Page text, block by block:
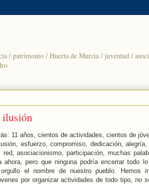
/ patrimonio / Huerta de Murcia / juventud /
ilusión
11 años, cientos de actividades, cientos de
esfuerzo, compromiso, dedicación, alegría,
asociacionismo, participación, muchas
ahora, pero que ninguna podría encerrar todo
el nombre de nuestro pueblo. Hemos
por organizar actividades de todo tipo, no